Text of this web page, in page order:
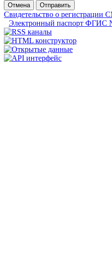
Отмена
Отправить
Свидетельство о
Электронный паспорт ФГИС